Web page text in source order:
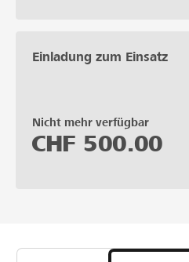
Einladung zum Einsatz
Nicht mehr verfügbar
CHF 500.00